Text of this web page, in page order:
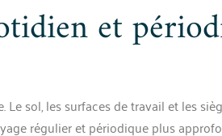
et
Le sol, les surfaces de travail et les
régulier et périodique plus